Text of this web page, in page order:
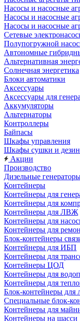
Насосы и насосные
Насосы и насосные
Насосы и насосные
Сетевые
Полупогружной
Автономные
Альтернативная
Солнечная энергетика
Блоки автоматики
Аксессуары
Аксессуары для
Аккумуляторы
Альтернаторы
Контроллеры
Байпасы
Шкафы управления
Шкафы сушки и
Акции
Производство
Дизельные
Контейнеры
Контейнеры для
Контейнеры для
Контейнеры для ЛВЖ
Контейнеры для
Контейнеры для
Блок-контейнеры
Контейнеры для ИБП
Контейнеры для
Контейнеры ЦОД
Контейнеры для
Контейнеры для
Блок-контейнеры для
Специальные блок-
Контейнеры для
Контейнеры на шасси